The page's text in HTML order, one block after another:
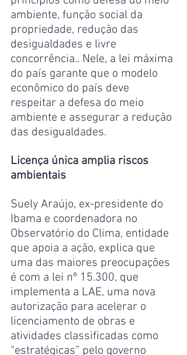
ambiente, função social da
propriedade, redução das
desigualdades e livre
concorrência.. Nele, a lei máxima
do país garante que o modelo
econômico do país deve
respeitar a defesa do meio
ambiente e assegurar a redução
das desigualdades.
Licença única amplia riscos
ambientais
Suely Araújo, ex-presidente do
Ibama e coordenadora no
Observatório do Clima, entidade
que apoia a ação, explica que
uma das maiores preocupações
é com a lei nº 15.300, que
implementa a LAE, uma nova
autorização para acelerar o
licenciamento de obras e
atividades classificadas como
“estratégicas” pelo governo